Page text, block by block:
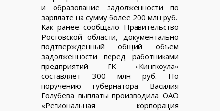
и образование задолженности по
зарплате на сумму более 200 млн руб.
Как ранее сообщало Правительство
Ростовской области, документально
подтвержденный общий объем
задолженности перед работниками
предприятий ГК «Кингкоула»
составляет 300 млн руб. По
поручению губернатора Василия
Голубева выплаты производила ОАО
«Региональная корпорация